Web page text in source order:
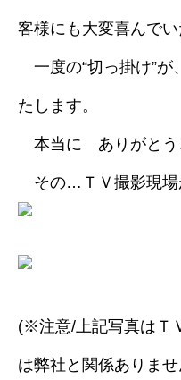
客様にも大変喜んでい
一度の“切っ掛け”が
たします。
本当に ありがとう
その…ＴＶ撮影現場
(※注意/上記写真はＴ
は弊社と関係ありませ